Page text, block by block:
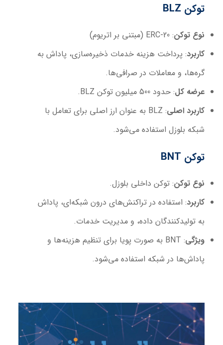
توکن
نوع توکن: ERC-20 (مبتنی بر اتریوم)
کاربرد: پرداخت هزینه خدمات ذخیره‌سازی، پاداش به
گره‌ها، و معاملات در صرافی‌ها.
عرضه کل: حدود 500 میلیون توکن BLZ.
کاربرد اصلی
: BLZ به عنوان ارز اصلی برای تعامل با
شبکه بلوزل استفاده می‌شود.
توکن
نوع توکن: توکن داخلی بلوزل.
کاربرد: استفاده در تراکنش‌های درون شبکه‌ای، پاداش
به تولیدکنندگان داده، و مدیریت خدمات.
ویژگی
: BNT به صورت پویا برای تنظیم هزینه‌ها و
پاداش‌ها در شبکه استفاده می‌شود.